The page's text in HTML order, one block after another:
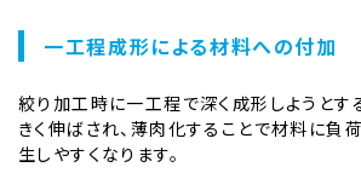
一工程成形による材料への付加
絞り加工時に一工程で深く成形しようと
きく伸ばされ、薄肉化することで材料に負
生しやすくなります。